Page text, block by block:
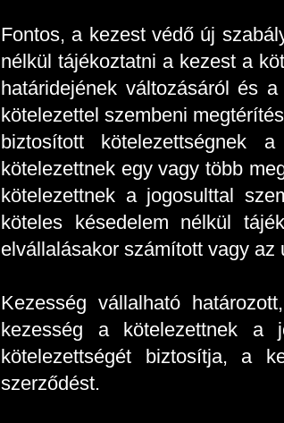
Fontos, a kezest védő új
nélkül tájékoztatni a kezest a
határidejének változásáról és
kötelezettel szembeni
biztosított kötelezettségnek
kötelezettnek egy vagy több
kötelezettnek a jogosulttal
köteles késedelem nélkül
elvállalásakor számított vagy
Kezesség vállalható
kezesség a kötelezettnek a
kötelezettségét biztosítja, a
szerződést.